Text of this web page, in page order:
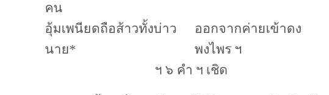
คน
อุ้มเพนียดถือส้าวทั้งบ่าว
นาย*
ออกจากค่ายเข้าดง
พงไพร ฯ
ฯ ๖ คำ ฯ เชิด